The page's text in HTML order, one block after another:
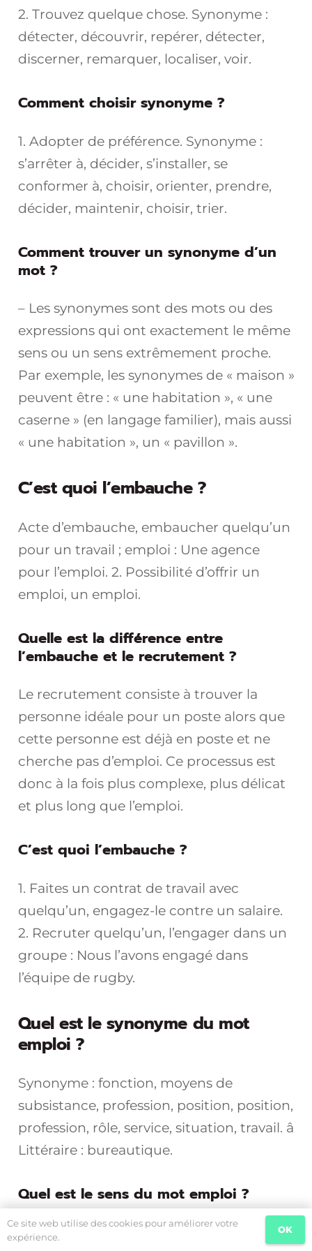
2. Trouvez quelque chose. Synonyme :
détecter, découvrir, repérer, détecter,
discerner, remarquer, localiser, voir.
Comment choisir synonyme ?
1. Adopter de préférence. Synonyme :
s’arrêter à, décider, s’installer, se
conformer à, choisir, orienter, prendre,
décider, maintenir, choisir, trier.
Comment trouver un synonyme d’un
mot ?
– Les synonymes sont des mots ou des
expressions qui ont exactement le même
sens ou un sens extrêmement proche.
Par exemple, les synonymes de « maison »
peuvent être : « une habitation », « une
caserne » (en langage familier), mais aussi
« une habitation », un « pavillon ».
C’est quoi l’embauche ?
Acte d’embauche, embaucher quelqu’un
pour un travail ; emploi : Une agence
pour l’emploi. 2. Possibilité d’offrir un
emploi, un emploi.
Quelle est la différence entre
l’embauche et le recrutement ?
Le recrutement consiste à trouver la
personne idéale pour un poste alors que
cette personne est déjà en poste et ne
cherche pas d’emploi. Ce processus est
donc à la fois plus complexe, plus délicat
et plus long que l’emploi.
C’est quoi l’embauche ?
1. Faites un contrat de travail avec
quelqu’un, engagez-le contre un salaire.
2. Recruter quelqu’un, l’engager dans un
groupe : Nous l’avons engagé dans
l’équipe de rugby.
Quel est le synonyme du mot
emploi ?
Synonyme : fonction, moyens de
subsistance, profession, position, position,
profession, rôle, service, situation, travail. â
Littéraire : bureautique.
Quel est le sens du mot emploi ?
Définition du mot Emploi Dans son sens
Ce site web utilise des cookies pour améliorer votre
expérience.
OK